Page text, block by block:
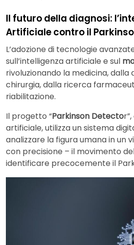
Il futuro della diagnosi:
Artificiale contro il
L’adozione di tecnologie
sull’intelligenza artificiale e sul
rivoluzionando la medicina, dalla
chirurgia, dalla ricerca
riabilitazione.
Il progetto “Parkinson Detecto
artificiale, utilizza un sistema
analizzare la figura umana in un
con precisione – il movimento
identificare precocemente il